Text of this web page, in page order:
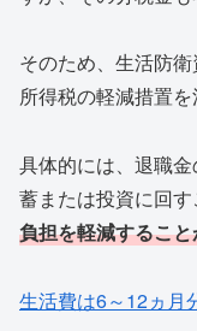
そのため、生活防衛
所得税の軽減措置を
具体的には、退職
蓄または投資に回す
負担を軽減するこ
生活費は6～12ヵ月